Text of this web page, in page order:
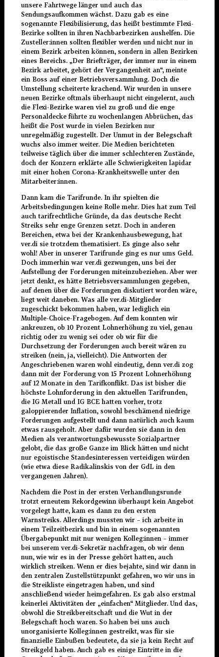
unsere Fahrtwege länger und auch das
Sendungsaufkommen wächst. Dazu gab es eine
sogenannte Flexibilisierung, das heißt bestimmte Flexi-
Bezirke sollten in ihren Nachbarbezirken aushelfen. Die
Zusteller:innen sollten flexibler werden und nicht nur in
einem Bezirk arbeiten können, sondern in allen Bezirken
eines Bereichs. „Der Briefträger, der immer nur in einem
Bezirk arbeitet, gehört der Vergangenheit an“, meinte
ein Boss auf einer Betriebsversammlung. Doch die
Umstellung scheiterte krachend. Wir wurden in unsere
neuen Bezirke oftmals überhaupt nicht eingelernt, auch
die Flexi-Bezirke waren viel zu groß und die enge
Personaldecke führte zu wochenlangen Abbrüchen, das
heißt die Post wurde in vielen Bezirken nur
unregelmäßig zugestellt. Der Unmut in der Belegschaft
wuchs also immer weiter. Die Medien berichteten
teilweise täglich über die immer schlechteren Zustände,
doch der Konzern erklärte alle Schwierigkeiten lapidar
mit einer hohen Corona-Krankheitswelle unter den
Mitarbeiter:innen.
Dann kam die Tarifrunde. In ihr spielten die
Arbeitsbedingungen keine Rolle mehr. Dies hat zum Teil
auch tarifrechtliche Gründe, da das deutsche Recht
Streiks sehr enge Grenzen setzt. Doch in anderen
Bereichen, etwa bei der Krankenhausbewegung, hat
ver.di sie trotzdem thematisiert. Es ginge also sehr
wohl! Aber in unserer Tarifrunde ging es nur ums Geld.
Doch immerhin war ver.di gezwungen, uns bei der
Aufstellung der Forderungen miteinzubeziehen. Aber wer
jetzt denkt, es hätte Betriebsversammlungen gegeben,
auf denen über die Forderungen diskutiert worden wäre,
liegt weit daneben. Was alle ver.di-Mitglieder
zugeschickt bekommen haben, war lediglich ein
Multiple-Choice-Fragebogen. Auf dem konnten wir
ankreuzen, ob 10 Prozent Lohnerhöhung zu viel, genau
richtig oder zu wenig sei oder ob wir für die
Durchsetzung der Forderungen auch bereit wären zu
streiken (nein, ja, vielleicht). Die Antworten der
Angeschriebenen waren wohl eindeutig, denn ver.di zog
dann mit der Forderung von 15 Prozent Lohnerhöhung
auf 12 Monate in den Tarifkonflikt. Das ist bisher die
höchste Lohnforderung in den aktuellen Tarifrunden,
die IG Metall und IG BCE hatten vorher, trotz
galoppierender Inflation, sowohl beschämend niedrige
Forderungen aufgestellt und dann natürlich auch kaum
etwas rausgeholt. Aber dafür wurden sie dann in den
Medien als verantwortungsbewusste Sozialpartner
gelobt, die das große Ganze im Blick hätten und nicht
nur egoistische Standesinteressen verteidigen würden
(wie etwa diese Radikalinskis von der GdL in den
vergangenen Jahren).
Nachdem die Post in der ersten Verhandlungsrunde
trotzt erneutem Rekordgewinn überhaupt kein Angebot
vorgelegt hatte, kam es dann zu den ersten
Warnstreiks. Allerdings mussten wir – ich arbeite in
einem Teilzeitbezirk und bin in einem sogenannten
Übergabepunkt mit nur wenigen Kolleg:innen – immer
bei unserem ver.di-Sekretär nachfragen, ob wir denn
nun, wie wir es in der Presse gehört hatten, auch
wirklich streiken. Wenn er dies bejahte, sind wir dann in
den zentralen Zustellstützpunkt gefahren, wo wir uns in
die Streikliste eingetragen haben, und sind
anschließend wieder heimgefahren. Es gab also erstmal
keinerlei Aktivitäten der „einfachen“ Mitglieder. Und das,
obwohl die Streikbereitschaft und die Wut in der
Belegschaft hoch waren. So haben bei uns auch
unorganisierte Kolleg:innen gestreikt, was für sie
finanzielle Einbußen bedeutete, da sie ja kein Recht auf
Streikgeld haben. Auch gab es einige Eintritte in die